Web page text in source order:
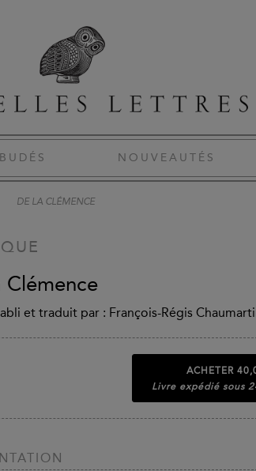
NOUVEAUTÉS
DE LA CLÉMENCE
Clémence
et traduit par : François-Régis
ACHETER
Livre expédié sous